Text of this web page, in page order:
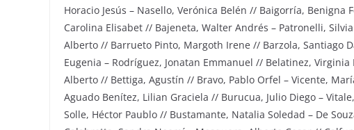
Horacio Jesús – Nasello, Verónica Belén // Baigorría,
Carolina Elisabet // Bajeneta, Walter Andrés – Patronelli,
Alberto // Barrueto Pinto, Margoth Irene // Barzola, Santiago
Eugenia – Rodríguez, Jonatan Emmanuel // Belatinez,
Alberto // Bettiga, Agustín // Bravo, Pablo Orfel – Vicente,
Aguado Benítez, Lilian Graciela // Burucua, Julio Diego –
Solle, Héctor Paublo // Bustamante, Natalia Soledad – De